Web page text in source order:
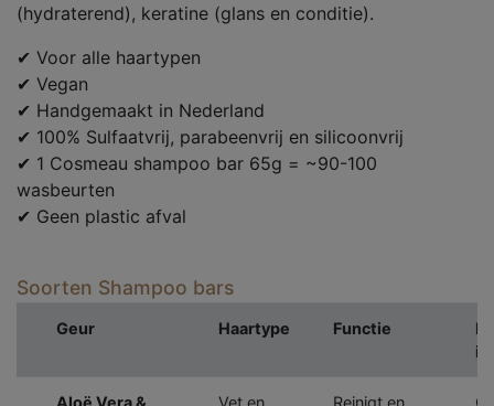
(hydraterend), keratine (glans en conditie).
✔ Voor alle haartypen
✔ Vegan
✔ Handgemaakt in Nederland
✔ 100% Sulfaatvrij, parabeenvrij en silicoonvrij
✔ 1 Cosmeau shampoo bar 65g = ~90-100
wasbeurten
✔ Geen plastic afval
Soorten Shampoo bars
Geur Haartype Functie
Aloë Vera & Vet en Reinigt en